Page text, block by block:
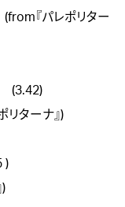
(from『パレポリター
(3.42)
ターナ』)
)